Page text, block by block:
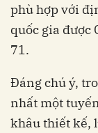
phù hợp với
quốc gia được
71.
Đáng chú ý,
nhất một
khâu thiết kế,